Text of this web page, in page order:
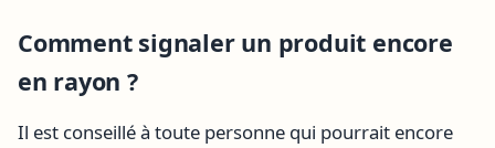
Comment signaler un produit encore
en rayon ?
Il est conseillé à toute personne qui pourrait encore